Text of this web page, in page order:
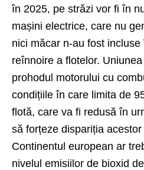
în 2025, pe străzi vor fi în
mașini electrice, care nu
nici măcar n-au fost
reînnoire a flotelor.
prohodul motorului cu
condițiile în care limita de
flotă, care va fi redusă în
să forțeze dispariția
Continentul european ar
nivelul emisiilor de bioxid